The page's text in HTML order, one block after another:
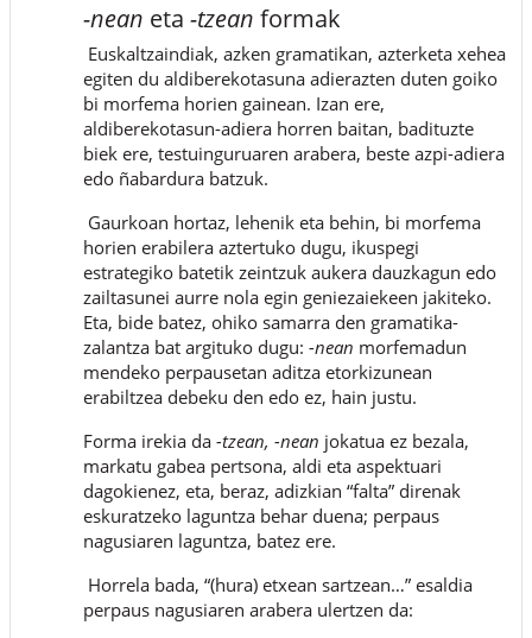
-nean eta -tzean formak
Euskaltzaindiak, azken gramatikan, azterketa xehea
egiten du aldiberekotasuna adierazten duten goiko
bi morfema horien gainean. Izan ere,
aldiberekotasun-adiera horren baitan, badituzte
biek ere, testuinguruaren arabera, beste azpi-adiera
edo ñabardura batzuk.
Gaurkoan hortaz, lehenik eta behin, bi morfema
horien erabilera aztertuko dugu, ikuspegi
estrategiko batetik zeintzuk aukera dauzkagun edo
zailtasunei aurre nola egin geniezaiekeen jakiteko.
Eta, bide batez, ohiko samarra den gramatika-
zalantza bat argituko dugu: -nean morfemadun
mendeko perpausetan aditza etorkizunean
erabiltzea debeku den edo ez, hain justu.
Forma irekia da -tzean, -nean jokatua ez bezala,
markatu gabea pertsona, aldi eta aspektuari
dagokienez, eta, beraz, adizkian “falta” direnak
eskuratzeko laguntza behar duena; perpaus
nagusiaren laguntza, batez ere.
Horrela bada, “(hura) etxean sartzean…” esaldia
perpaus nagusiaren arabera ulertzen da: